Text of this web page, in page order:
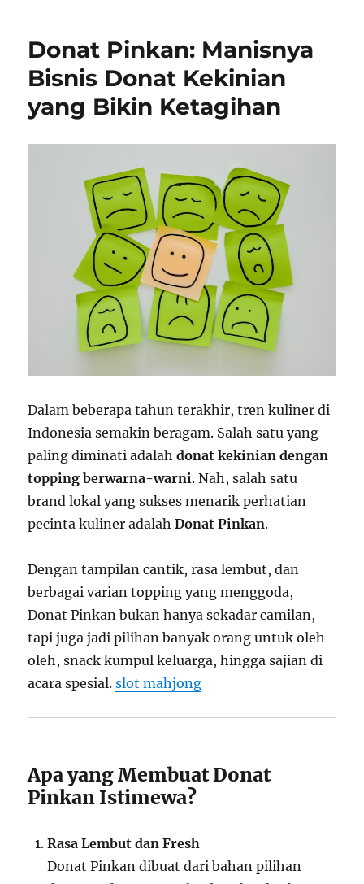
Watampone:
Fungsi,
Layanan,
dan
Inovasinya
Donat Pinkan: Manisnya
Bisnis Donat Kekinian
yang Bikin Ketagihan
Dalam beberapa tahun terakhir, tren kuliner di
Indonesia semakin beragam. Salah satu yang
paling diminati adalahdonat kekinian dengan
topping berwarna-warni. Nah, salah satu
brand lokal yang sukses menarik perhatian
pecinta kuliner adalahDonat Pinkan.
Dengan tampilan cantik, rasa lembut, dan
berbagai varian topping yang menggoda,
Donat Pinkan bukan hanya sekadar camilan,
tapi juga jadi pilihan banyak orang untuk oleh-
oleh, snack kumpul keluarga, hingga sajian di
acara spesial.slot mahjong
Apa yang Membuat Donat
Pinkan Istimewa?
Rasa Lembut dan Fresh
Donat Pinkan dibuat dari bahan pilihan